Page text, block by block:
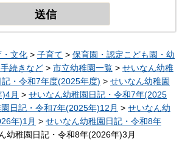
文化 > 子育て > 保育園・認定こども園・幼
続きなど > 市立幼稚園一覧 > せいなん幼稚
・令和7年度(2025年度) > せいなん幼稚園
月 > せいなん幼稚園日記・令和7年(2025
日記・令和7年(2025年)12月 > せいなん幼
年)1月 > せいなん幼稚園日記・令和8年
幼稚園日記・令和8年(2026年)3月